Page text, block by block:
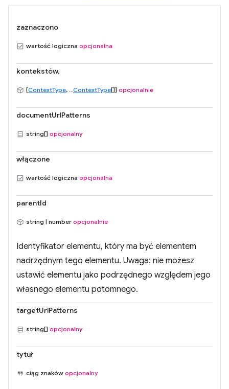
zaznaczono
wartość logiczna opcjonalna
kontekstów,
[ContextType, ...ContextType[]] opcjonalnie
documentUrlPatterns
string[] opcjonalny
włączone
wartość logiczna opcjonalna
parentId
string | number opcjonalnie
Identyfikator elementu, który ma być elementem
nadrzędnym tego elementu. Uwaga: nie możesz
ustawić elementu jako podrzędnego względem jego
własnego elementu potomnego.
targetUrlPatterns
string[] opcjonalny
tytuł
ciąg znaków opcjonalny